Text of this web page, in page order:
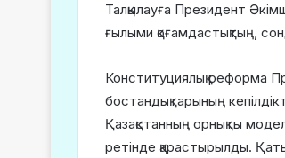
Талқылауға Президент
ғылыми қоғамдастықтың,
Конституциялық реформа
бостандықтарының
Қазақстанның орнықты
ретінде қарастырылды.